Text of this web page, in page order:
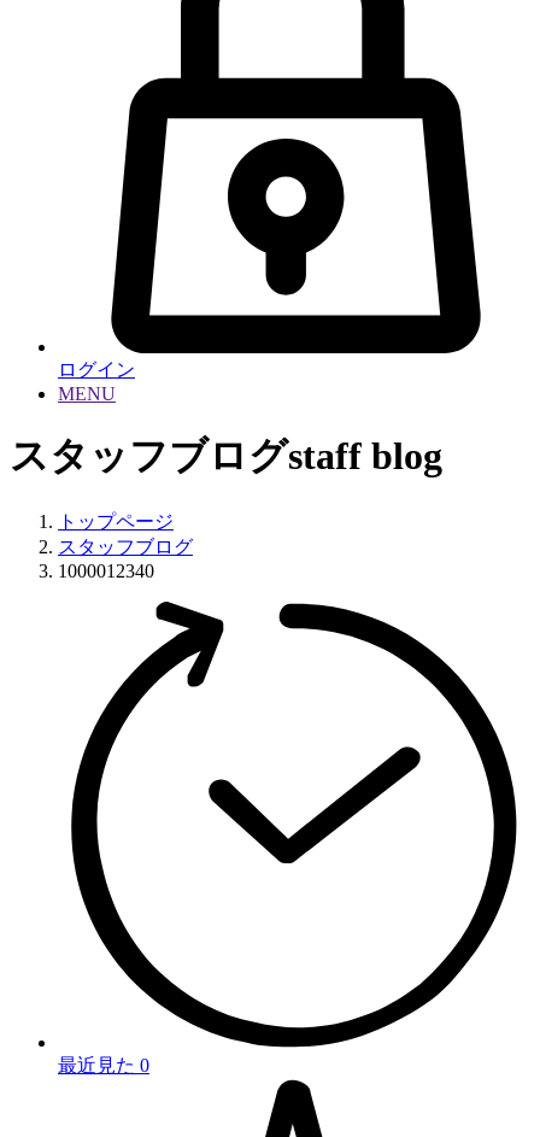
ログイン
MENU
スタッフブログstaff blog
トップページ
スタッフブログ
1000012340
最近見た 0